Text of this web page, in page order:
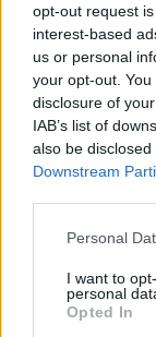
opt-out request
interest-based
us or personal
your opt-out.
disclosure of
IAB’s list of
also be
Downstream
Please note that
not limited to
grant or deny
use your data
Personal
I want to
personal
Opted In
A műsor magyar
pedig öt ország
nemzetközi
meg a
A Virtuózok V4+
Domingo
évadának